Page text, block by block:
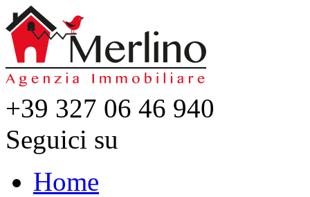
+39 327 06 46 940
Seguici su
Home